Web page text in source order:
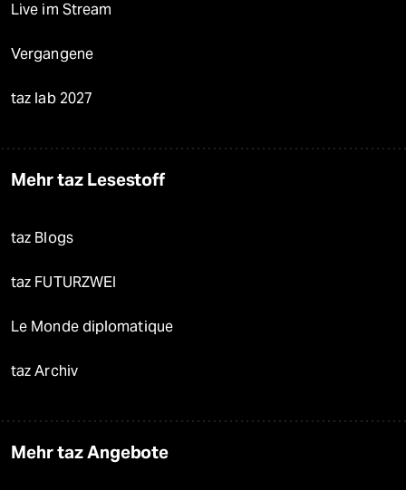
Live im Stream
Vergangene
taz lab 2027
Mehr taz Lesestoff
taz Blogs
taz FUTURZWEI
Le Monde diplomatique
taz Archiv
Mehr taz Angebote